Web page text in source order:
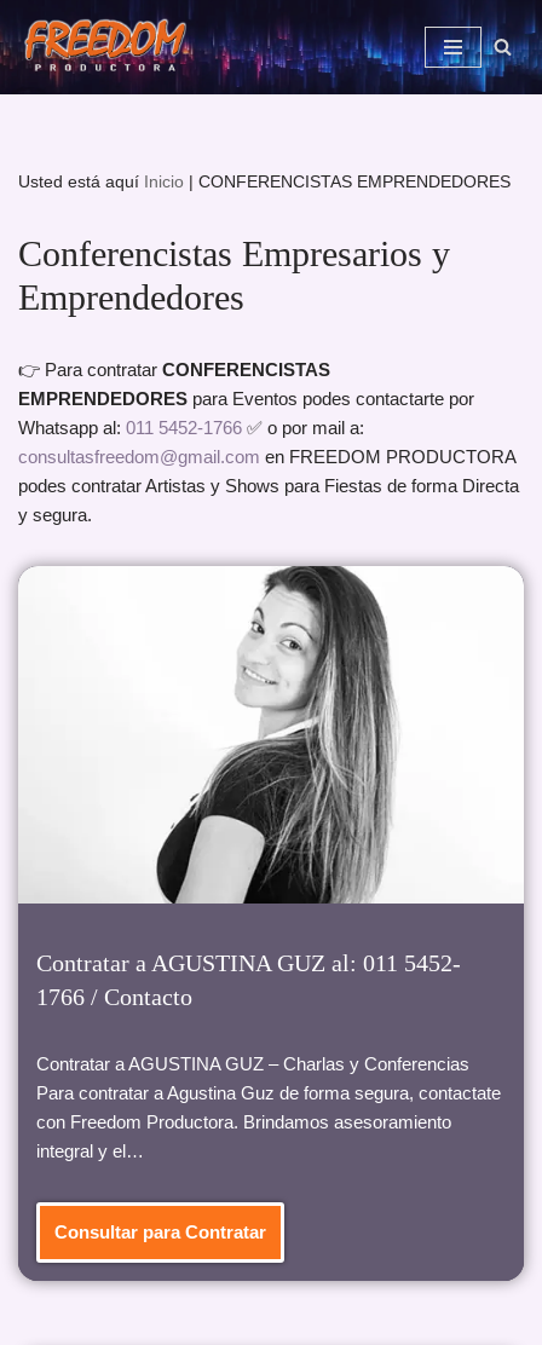
Saltar
al
Usted está aquí Inicio | CONFERENCISTAS EMPRENDEDORES
Conferencistas Empresarios y
Emprendedores
👉 Para contratar CONFERENCISTAS
EMPRENDEDORES para Eventos podes contactarte por
Whatsapp al: 011 5452-1766 ✅ o por mail a:
consultasfreedom@gmail.com en FREEDOM PRODUCTORA
podes contratar Artistas y Shows para Fiestas de forma Directa
y segura.
Contratar a AGUSTINA GUZ al: 011 5452-
1766 / Contacto
Contratar a AGUSTINA GUZ – Charlas y Conferencias
Para contratar a Agustina Guz de forma segura, contactate
con Freedom Productora. Brindamos asesoramiento
integral y el…
Consultar para Contratar